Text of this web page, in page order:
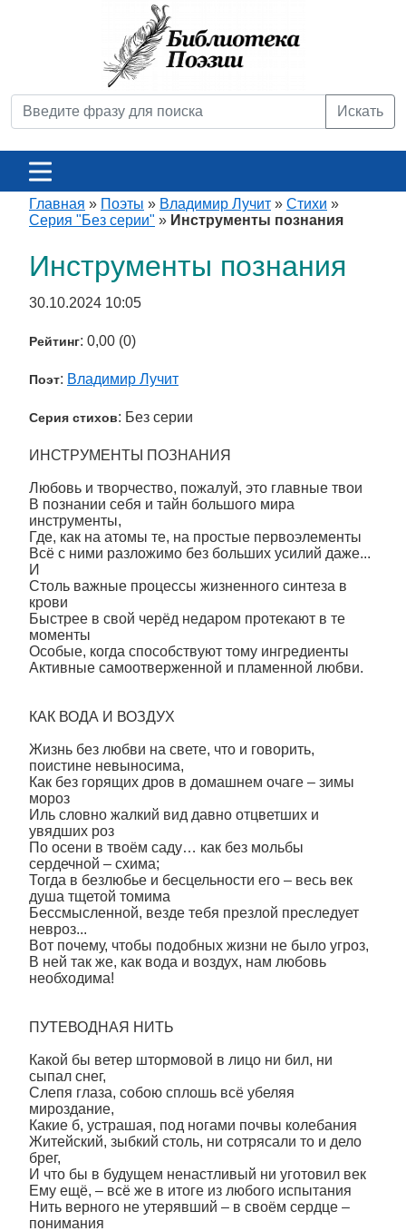
Искать
Главная » Поэты » Владимир Лучит » Стихи »
Серия "Без серии" » Инструменты познания
Инструменты познания
30.10.2024 10:05
Рейтинг: 0,00 (0)
Поэт: Владимир Лучит
Серия стихов: Без серии
ИНСТРУМЕНТЫ ПОЗНАНИЯ
Любовь и творчество, пожалуй, это главные твои
В познании себя и тайн большого мира
инструменты,
Где, как на атомы те, на простые первоэлементы
Всё с ними разложимо без больших усилий даже...
И
Столь важные процессы жизненного синтеза в
крови
Быстрее в свой черёд недаром протекают в те
моменты
Особые, когда способствуют тому ингредиенты
Активные самоотверженной и пламенной любви.
КАК ВОДА И ВОЗДУХ
Жизнь без любви на свете, что и говорить,
поистине невыносима,
Как без горящих дров в домашнем очаге – зимы
мороз
Иль словно жалкий вид давно отцветших и
увядших роз
По осени в твоём саду… как без мольбы
сердечной – схима;
Тогда в безлюбье и бесцельности его – весь век
душа тщетой томима
Бессмысленной, везде тебя презлой преследует
невроз...
Вот почему, чтобы подобных жизни не было угроз,
В ней так же, как вода и воздух, нам любовь
необходима!
ПУТЕВОДНАЯ НИТЬ
Какой бы ветер штормовой в лицо ни бил, ни
сыпал снег,
Слепя глаза, собою сплошь всё убеляя
мироздание,
Какие б, устрашая, под ногами почвы колебания
Житейский, зыбкий столь, ни сотрясали то и дело
брег,
И что бы в будущем ненастливый ни уготовил век
Ему ещё, – всё же в итоге из любого испытания
Нить верного не утерявший – в своём сердце –
понимания